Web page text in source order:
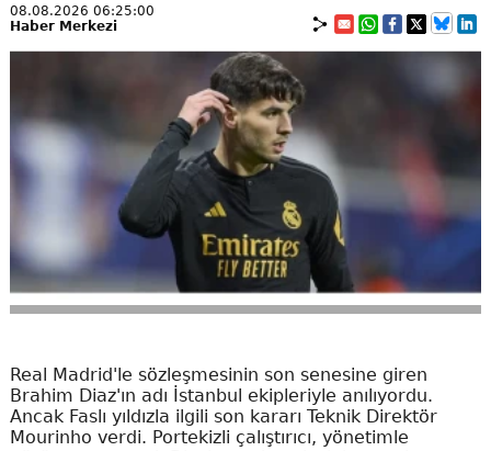
08.08.2026 06:25:00
Haber Merkezi
Real Madrid'le sözleşmesinin son senesine giren
Brahim Diaz'ın adı İstanbul ekipleriyle anılıyordu.
Ancak Faslı yıldızla ilgili son kararı Teknik Direktör
Mourinho verdi. Portekizli çalıştırıcı, yönetimle